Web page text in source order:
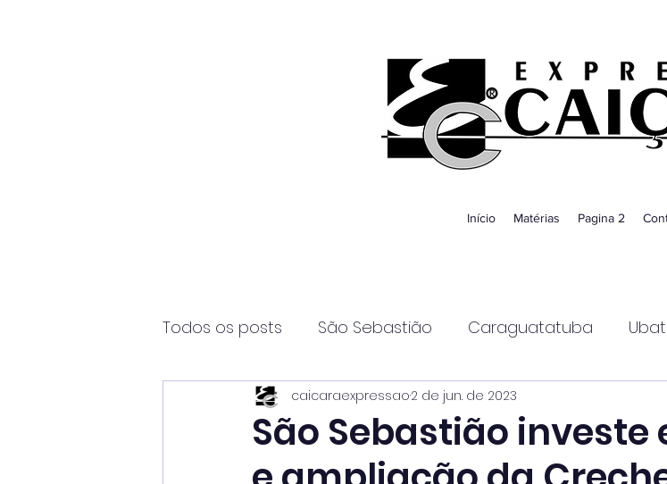
Início Matérias Pagina 2
Todos os posts São Sebastião Caraguatatuba
Página2 Itanhaém Guaratinguetá
São Sebastião
caicaraexpressao2 de jun. de 2023